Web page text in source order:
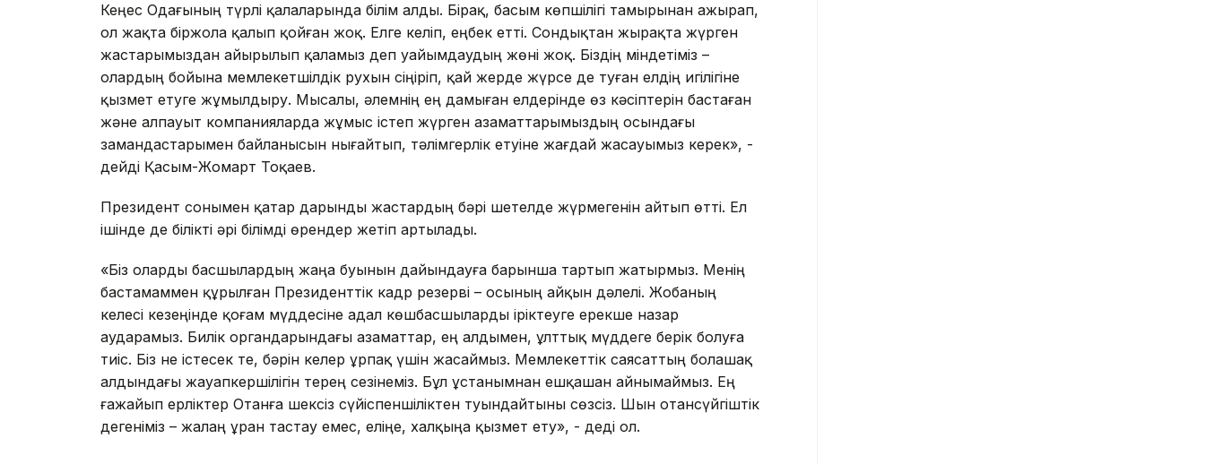
Кеңес Одағының түрлі қалаларында білім алды. Бірақ, басым көпшілігі тамырынан ажырап,
ол жақта біржола қалып қойған жоқ. Елге келіп, еңбек етті. Сондықтан жырақта жүрген
жастарымыздан айырылып қаламыз деп уайымдаудың жөні жоқ. Біздің міндетіміз –
олардың бойына мемлекетшілдік рухын сіңіріп, қай жерде жүрсе де туған елдің игілігіне
қызмет етуге жұмылдыру. Мысалы, әлемнің ең дамыған елдерінде өз кәсіптерін бастаған
және алпауыт компанияларда жұмыс істеп жүрген азаматтарымыздың осындағы
замандастарымен байланысын нығайтып, тәлімгерлік етуіне жағдай жасауымыз керек», -
дейді Қасым-Жомарт Тоқаев.
Президент сонымен қатар дарынды жастардың бәрі шетелде жүрмегенін айтып өтті. Ел
ішінде де білікті әрі білімді өрендер жетіп артылады.
«Біз оларды басшылардың жаңа буынын дайындауға барынша тартып жатырмыз. Менің
бастамаммен құрылған Президенттік кадр резерві – осының айқын дәлелі. Жобаның
келесі кезеңінде қоғам мүддесіне адал көшбасшыларды іріктеуге ерекше назар
аударамыз. Билік органдарындағы азаматтар, ең алдымен, ұлттық мүддеге берік болуға
тиіс. Біз не істесек те, бәрін келер ұрпақ үшін жасаймыз. Мемлекеттік саясаттың болашақ
алдындағы жауапкершілігін терең сезінеміз. Бұл ұстанымнан ешқашан айнымаймыз. Ең
ғажайып ерліктер Отанға шексіз сүйіспеншіліктен туындайтыны сөзсіз. Шын отансүйгіштік
дегеніміз – жалаң ұран тастау емес, еліңе, халқыңа қызмет ету», - деді ол.